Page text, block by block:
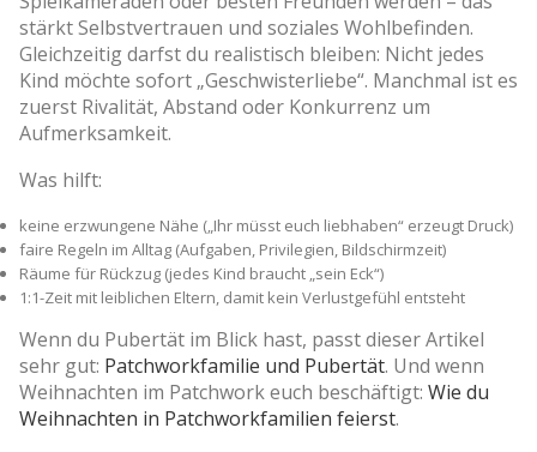
stärkt Selbstvertrauen und soziales Wohlbefinden.
Gleichzeitig darfst du realistisch bleiben: Nicht jedes
Kind möchte sofort „Geschwisterliebe“. Manchmal ist es
zuerst Rivalität, Abstand oder Konkurrenz um
Aufmerksamkeit.
Was hilft:
keine erzwungene Nähe („Ihr müsst euch liebhaben“ erzeugt Druck)
faire Regeln im Alltag (Aufgaben, Privilegien, Bildschirmzeit)
Räume für Rückzug (jedes Kind braucht „sein Eck“)
1:1-Zeit mit leiblichen Eltern, damit kein Verlustgefühl entsteht
Wenn du Pubertät im Blick hast, passt dieser Artikel
sehr gut: Patchworkfamilie und Pubertät. Und wenn
Weihnachten im Patchwork euch beschäftigt: Wie du
Weihnachten in Patchworkfamilien feierst.